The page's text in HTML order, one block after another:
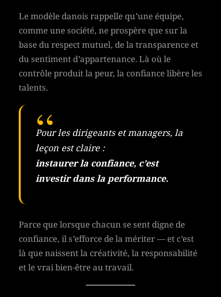
Le modèle danois rappelle qu’une équipe,
comme une société, ne prospère que sur la
base du respect mutuel, de la transparence et
du sentiment d’appartenance. Là où le
contrôle produit la peur, la confiance libère les
talents.
Pour les dirigeants et managers, la
leçon est claire :
instaurer la confiance, c’est
investir dans la performance.
Parce que lorsque chacun se sent digne de
confiance, il s’efforce de la mériter — et c’est
là que naissent la créativité, la responsabilité
et le vrai bien-être au travail.